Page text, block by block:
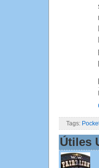
Tags:
Útiles